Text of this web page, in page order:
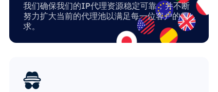
我们确保我们的IP代理资源稳定可靠，并不断
努力扩大当前的代理池以满足每一位客户的需
求。